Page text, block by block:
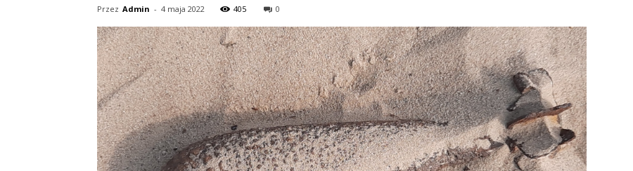
Przez Admin - 4 maja 2022 405 0